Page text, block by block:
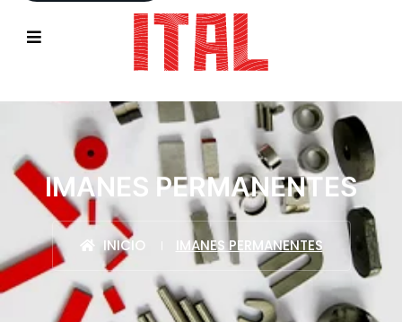
IMANES PERMANENTES
INICIO IMANES PERMANENTES